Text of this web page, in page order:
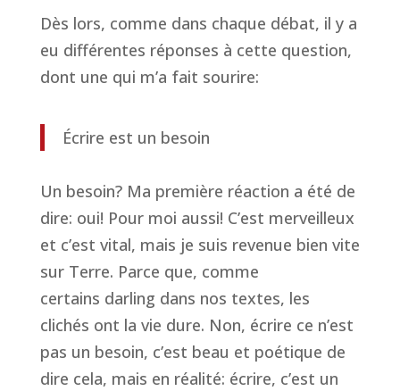
Dès lors, comme dans chaque débat, il y a
eu différentes réponses à cette question,
dont une qui m’a fait sourire:
Écrire est un besoin
Un besoin? Ma première réaction a été de
dire: oui! Pour moi aussi! C’est merveilleux
et c’est vital, mais je suis revenue bien vite
sur Terre. Parce que, comme
certains darling dans nos textes, les
clichés ont la vie dure. Non, écrire ce n’est
pas un besoin, c’est beau et poétique de
dire cela, mais en réalité: écrire, c’est un